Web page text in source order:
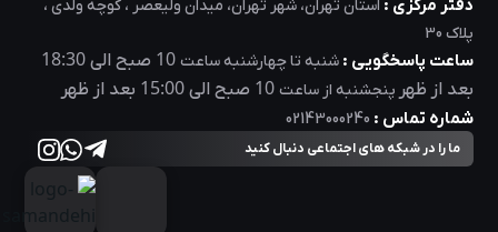
دفتر مرکزی : استان تهران، شهر تهران، میدان ولیعصر ، کوچه ولدی ،
پلاک 30
ساعت پاسخگویی : شنبه تا چهارشنبه ساعت 10 صبح الی18:30
بعد از ظهر پنجشنبه از ساعت 10 صبح الی15:00 بعد از ظهر
شماره تماس : 02143000240
ما را در شبکه های اجتماعی دنبال کنید